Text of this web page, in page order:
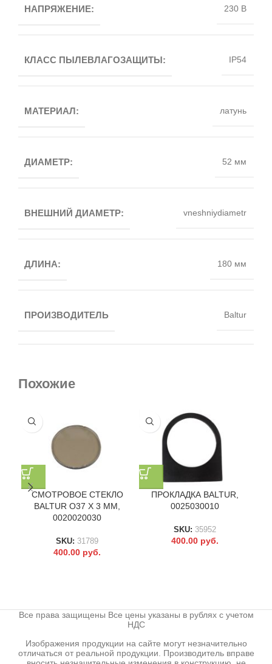
НАПРЯЖЕНИЕ: 230 В
КЛАСС ПЫЛЕВЛАГОЗАЩИТЫ: IP54
МАТЕРИАЛ: латунь
ДИАМЕТР: 52 мм
ВНЕШНИЙ ДИАМЕТР: vneshniydiametr
ДЛИНА: 180 мм
ПРОИЗВОДИТЕЛЬ Baltur
Похожие
СМОТРОВОЕ СТЕКЛО
BALTUR O37 X 3 ММ,
0020020030
SKU: 31789
400.00 руб.
ПРОКЛАДКА BALTUR,
0025030010
SKU: 35952
400.00 руб.
Все права защищены Все цены указаны в рублях с учетом
НДС
Изображения продукции на сайте могут незначительно
отличаться от реальной продукции. Производитель вправе